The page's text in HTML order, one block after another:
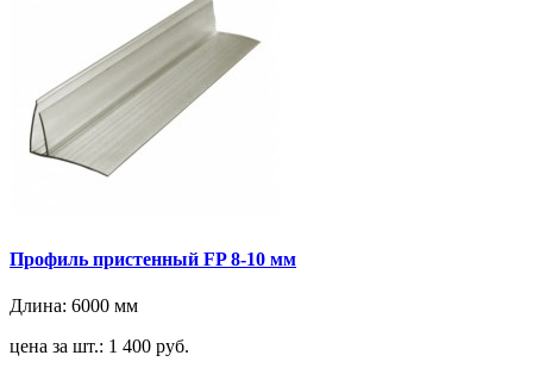
Профиль пристенный FP 8-10 мм
Длина: 6000 мм
цена за шт.: 1 400 руб.